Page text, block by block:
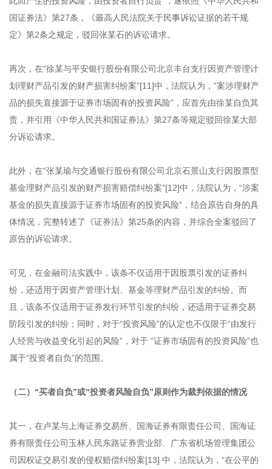
国证券法》第27条，《最高人民法院关于民事诉讼证据的若干规
定》第2条之规定，驳回张某石的诉讼请求。
再次，在“徐某与平安银行股份有限公司北京丰台支行因资产管理计
划理财产品引发的财产损害纠纷案”[11]中，法院认为，“案涉理财产
品的损失直接源于证券市场固有的投资风险”，应首先由徐某自负其
责，并引用《中华人民共和国证券法》第27条等规定驳回徐某大部
分诉讼请求。
此外，在“张某瑜与交通银行股份有限公司北京石景山支行因股票型
基金理财产品引发的财产损害赔偿纠纷案”[12]中，法院认为，“涉案
基金的损失直接源于证券市场固有的投资风险”，结合原告自身的具
体情况，完整转述了《证券法》第25条的内容，并综合全案驳回了
原告的诉讼请求。
可见，在金融司法实践中，该条不仅适用于因股票引发的证券纠
纷，还适用于因资产管理计划、基金等理财产品引发的纠纷。而
且，该条不仅适用于证券发行环节引发的纠纷，还适用于证券交易
阶段引发的纠纷；同时，对于“投资风险”的认定也不仅限于“由发行
人经营与收益变化引起的风险”，对于 “证券市场固有的投资风险”也
属于“投资者自负”的范围。
（二）“买者自负”或“投资者风险自负”原则作为裁判依据的情况
其一，在卢某与上海证券交易所、国海证券有限责任公司、国海证
券有限责任公司玉林人民东路证券营业部、广东省机场管理集团公
司因权证交易引发的侵权赔偿纠纷案[13] 中，法院认为，“在公平的